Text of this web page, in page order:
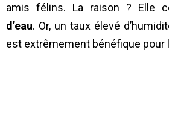
amis félins. La raison ? Elle
d’eau. Or, un taux élevé
est extrêmement bénéfique pour